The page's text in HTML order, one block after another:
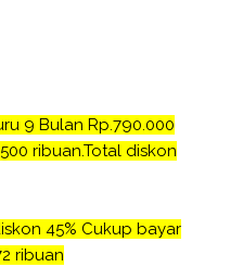
9 Bulan Rp.790.000
ribuan.Total diskon
45% Cukup bayar
ribuan